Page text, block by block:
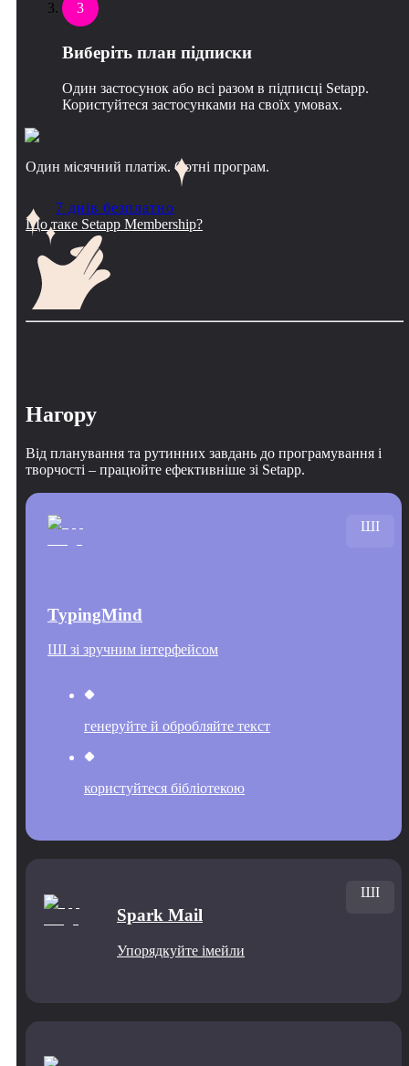
3
Виберіть план підписки
Один застосунок або всі разом в підписці Setapp.
Користуйтеся застосунками на своїх умовах.
Один місячний платіж. Сотні програм.
7 днів безплатно
Що таке Setapp Membership?
Нагору
Від планування та рутинних завдань до програмування і
творчості – працюйте ефективніше зі Setapp.
TypingMind
ШІ зі зручним інтерфейсом
генеруйте й обробляйте текст
користуйтеся бібліотекою
ШІ
Spark Mail
Упорядкуйте імейли
ШІ